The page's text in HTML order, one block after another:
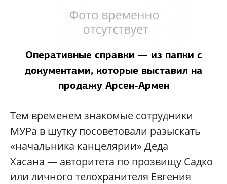
Оперативные справки — из папки с
документами, которые выставил на
продажу Арсен-Армен
Тем временем знакомые сотрудники
МУРа в шутку посоветовали разыскать
«начальника канцелярии» Деда
Хасана — авторитета по прозвищу Садко
или личного телохранителя Евгения